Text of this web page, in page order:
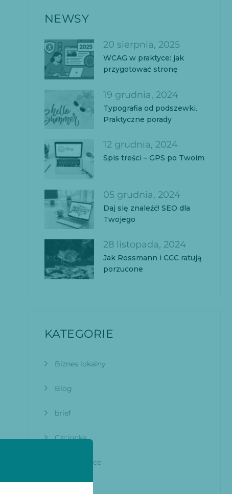
NEWSY
20 sierpnia, 2025
WCAG w praktyce: jak
przygotować stronę
19 grudnia, 2024
Typografia od podszewki.
Praktyczne porady
12 grudnia, 2024
Spis treści – GPS po Twoim
05 grudnia, 2024
Daj się znaleźć! SEO dla
Twojego
28 listopada, 2024
Jak Rossmann i CCC ratują
porzucone
KATEGORIE
Biznes lokalny
Blog
brief
Czcionka
E-commerce